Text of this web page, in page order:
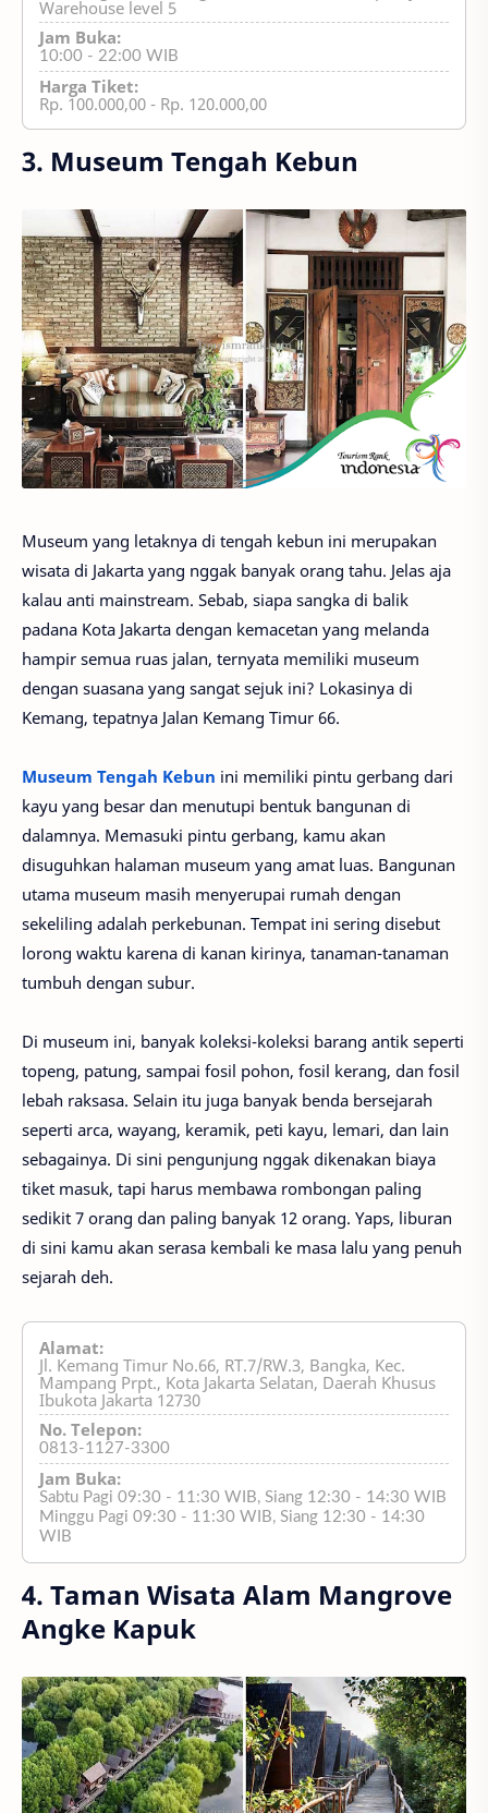
Warehouse level 5
Jam Buka:
10:00 - 22:00 WIB
Harga Tiket:
Rp. 100.000,00 - Rp. 120.000,00
3. Museum Tengah Kebun
Museum yang letaknya di tengah kebun ini merupakan
wisata di Jakarta yang nggak banyak orang tahu. Jelas aja
kalau anti mainstream. Sebab, siapa sangka di balik
padana Kota Jakarta dengan kemacetan yang melanda
hampir semua ruas jalan, ternyata memiliki museum
dengan suasana yang sangat sejuk ini? Lokasinya di
Kemang, tepatnya Jalan Kemang Timur 66.
Museum Tengah Kebun ini memiliki pintu gerbang dari
kayu yang besar dan menutupi bentuk bangunan di
dalamnya. Memasuki pintu gerbang, kamu akan
disuguhkan halaman museum yang amat luas. Bangunan
utama museum masih menyerupai rumah dengan
sekeliling adalah perkebunan. Tempat ini sering disebut
lorong waktu karena di kanan kirinya, tanaman-tanaman
tumbuh dengan subur.
Di museum ini, banyak koleksi-koleksi barang antik seperti
topeng, patung, sampai fosil pohon, fosil kerang, dan fosil
lebah raksasa. Selain itu juga banyak benda bersejarah
seperti arca, wayang, keramik, peti kayu, lemari, dan lain
sebagainya. Di sini pengunjung nggak dikenakan biaya
tiket masuk, tapi harus membawa rombongan paling
sedikit 7 orang dan paling banyak 12 orang. Yaps, liburan
di sini kamu akan serasa kembali ke masa lalu yang penuh
sejarah deh.
Alamat:
Jl. Kemang Timur No.66, RT.7/RW.3, Bangka, Kec.
Mampang Prpt., Kota Jakarta Selatan, Daerah Khusus
Ibukota Jakarta 12730
No. Telepon:
0813-1127-3300
Jam Buka:
Sabtu Pagi 09:30 - 11:30 WIB, Siang 12:30 - 14:30 WIB
Minggu Pagi 09:30 - 11:30 WIB, Siang 12:30 - 14:30
WIB
4. Taman Wisata Alam Mangrove
Angke Kapuk